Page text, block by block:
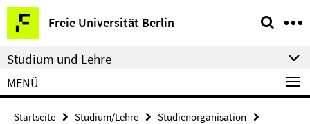
Springe
direkt
zu
Inhalt
Freie Universität Berlin
Service-
Navigation
Studium und Lehre
MENÜ
Startseite Studium/Lehre
Studienorganisation